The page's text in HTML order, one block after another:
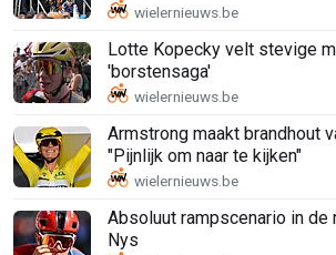
Lotte Kopecky velt stevige
'borstensaga'
Armstrong maakt brandhout
"Pijnlijk om naar te kijken"
Absoluut rampscenario in de
Nys